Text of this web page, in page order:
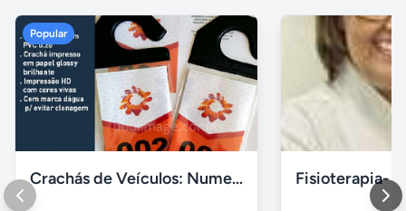
Popular
Crachás de Veículos: Numerados e Personalizados